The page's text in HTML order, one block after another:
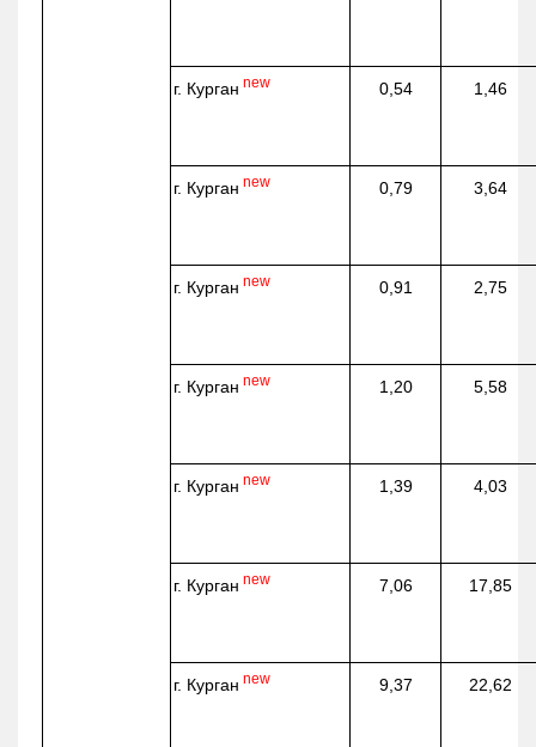
г. Курган new 0,54 1,46
г. Курган new 0,79 3,64
г. Курган new 0,91 2,75
г. Курган new 1,20 5,58
г. Курган new 1,39 4,03
г. Курган new 7,06 17,85
г. Курган new 9,37 22,62